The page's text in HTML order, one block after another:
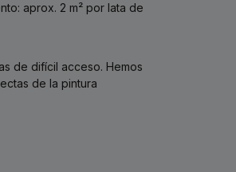
aprox. 2 m² por lata de
de difícil acceso. Hemos
de la pintura